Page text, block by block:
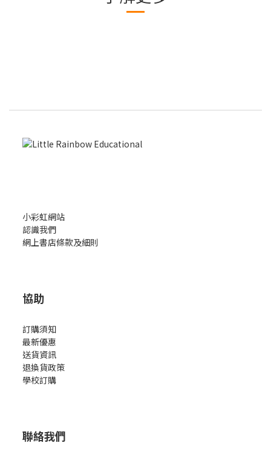
小彩虹網站
認識我們
網上書店條款及細則
協助
訂購須知
最新優惠
送貨資訊
退換貨政策
學校訂購
聯絡我們